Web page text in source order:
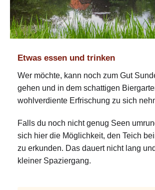
Etwas essen und trinken
Wer möchte, kann noch zum Gut
gehen und in dem schattigen
wohlverdiente Erfrischung zu sich
Falls du noch nicht genug Seen
sich hier die Möglichkeit, den Teich
zu erkunden. Das dauert nicht lang
kleiner Spaziergang.